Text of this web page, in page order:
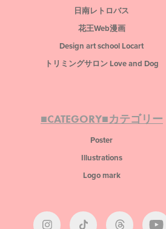
日南レトロバス
花王Web漫画
Design art school Locart
トリミングサロン Love and Dog
■CATEGORY■カテゴリー
Poster
Illustrations
Logo mark